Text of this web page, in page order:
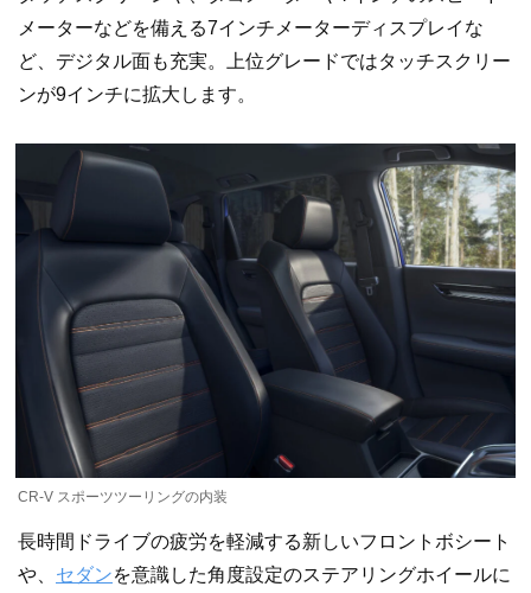
メーターなどを備える7インチメーターディスプレイな
ど、デジタル面も充実。上位グレードではタッチスクリー
ンが9インチに拡大します。
CR-V スポーツツーリングの内装
長時間ドライブの疲労を軽減する新しいフロントボシート
や、 セダンを意識した角度設定のステアリングホイールに